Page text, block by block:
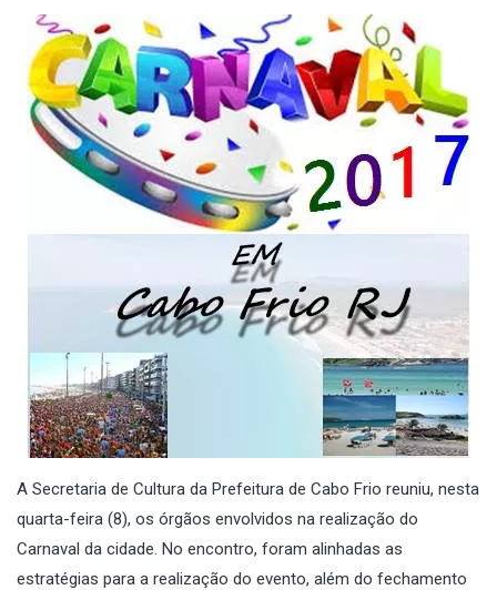
A Secretaria de Cultura da Prefeitura de Cabo Frio reuniu, nesta
quarta-feira (8), os órgãos envolvidos na realização do
Carnaval da cidade. No encontro, foram alinhadas as
estratégias para a realização do evento, além do fechamento